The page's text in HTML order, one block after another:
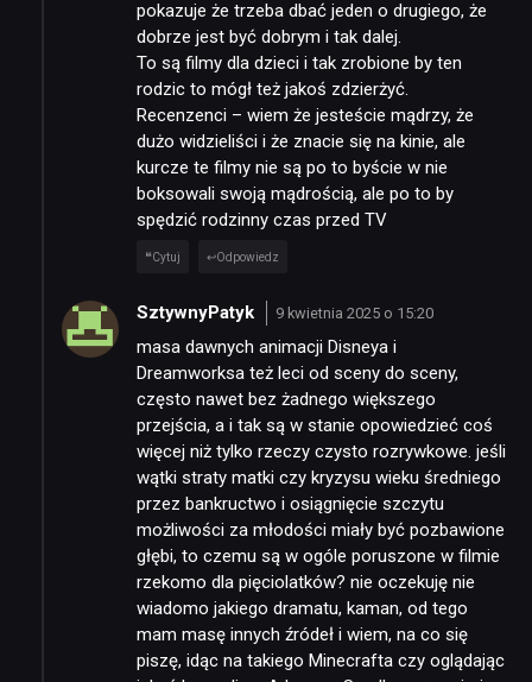
pokazuje że trzeba dbać jeden o drugiego, że
dobrze jest być dobrym i tak dalej.
To są filmy dla dzieci i tak zrobione by ten
rodzic to mógł też jakoś zdzierżyć.
Recenzenci – wiem że jesteście mądrzy, że
dużo widzieliści i że znacie się na kinie, ale
kurcze te filmy nie są po to byście w nie
boksowali swoją mądrością, ale po to by
spędzić rodzinny czas przed TV
Cytuj Odpowiedz
SztywnyPatyk 9 kwietnia 2025 o 15:20
masa dawnych animacji Disneya i
Dreamworksa też leci od sceny do sceny,
często nawet bez żadnego większego
przejścia, a i tak są w stanie opowiedzieć coś
więcej niż tylko rzeczy czysto rozrywkowe. jeśli
wątki straty matki czy kryzysu wieku średniego
przez bankructwo i osiągnięcie szczytu
możliwości za młodości miały być pozbawione
głębi, to czemu są w ogóle poruszone w filmie
rzekomo dla pięciolatków? nie oczekuję nie
wiadomo jakiego dramatu, kaman, od tego
mam masę innych źródeł i wiem, na co się
piszę, idąc na takiego Minecrafta czy oglądając